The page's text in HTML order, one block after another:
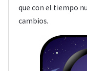
que con el tiempo
cambios.